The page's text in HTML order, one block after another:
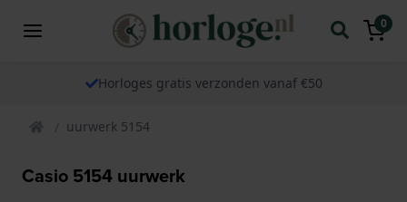
0
Horloges gratis verzonden vanaf €50
uurwerk 5154
Casio 5154 uurwerk